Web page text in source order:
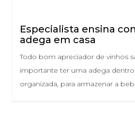
Especialista ensina
adega em casa
Todo bom apreciador de vinhos
importante ter uma adega dentro
organizada, para armazenar a